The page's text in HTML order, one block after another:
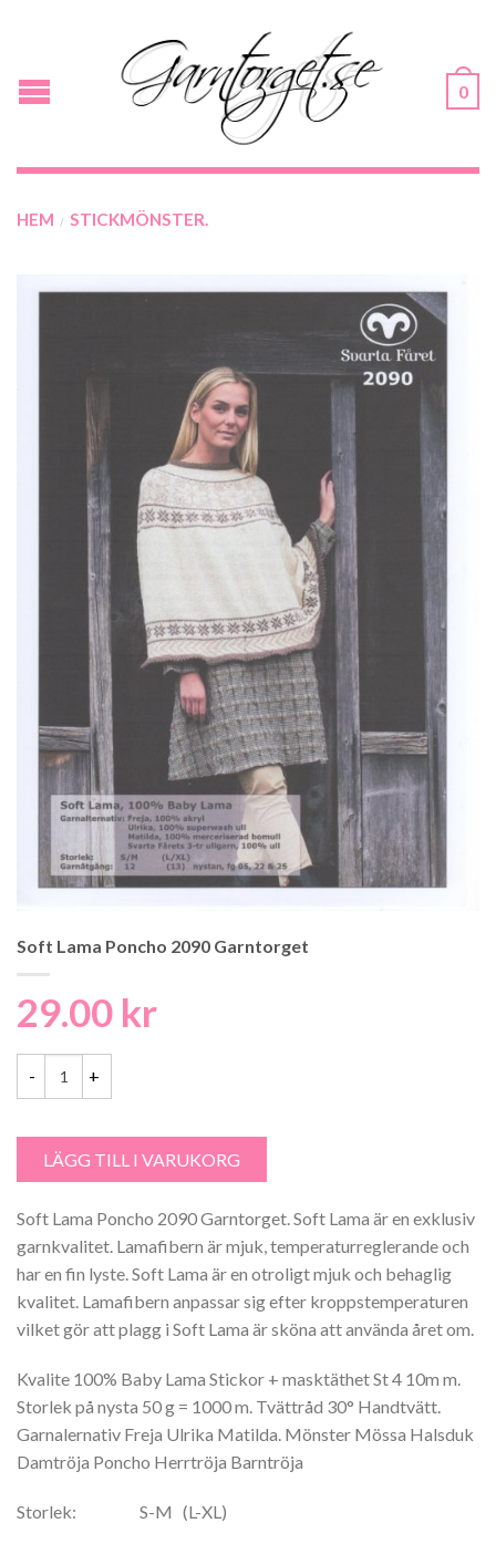
0
HEM / STICKMÖNSTER.
Soft Lama Poncho 2090 Garntorget
29.00 kr
LÄGG TILL I VARUKORG
Soft Lama Poncho 2090 Garntorget. Soft Lama är en exklusiv
garnkvalitet. Lamafibern är mjuk, temperaturreglerande och
har en fin lyste. Soft Lama är en otroligt mjuk och behaglig
kvalitet. Lamafibern anpassar sig efter kroppstemperaturen
vilket gör att plagg i Soft Lama är sköna att använda året om.
Kvalite 100% Baby Lama Stickor + masktäthet St 4 10m m.
Storlek på nysta 50 g = 1000 m. Tvättråd 30° Handtvätt.
Garnalernativ Freja Ulrika Matilda. Mönster Mössa Halsduk
Damtröja Poncho Herrtröja Barntröja
Storlek: S-M (L-XL)